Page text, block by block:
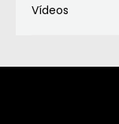
Vídeos